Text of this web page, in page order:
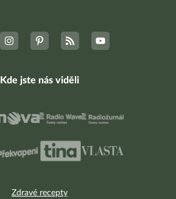
Zdravé recepty
Kde jste nás viděli